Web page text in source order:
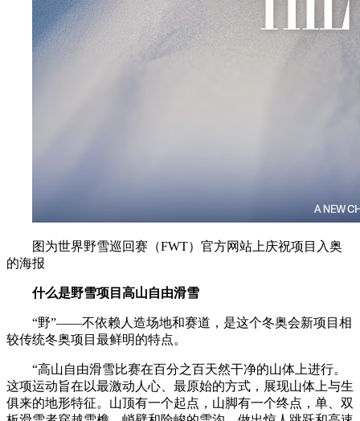
图为世界野雪巡回赛（FWT）官方网站上庆祝项目入奥
的海报
什么是野雪项目高山自由滑雪
“野”——不依赖人造场地和赛道，是这个冬奥会新项目相
较传统冬奥项目最鲜明的特点。
“高山自由滑雪比赛在百分之百天然干净的山体上进行。
这项运动旨在以最激动人心、最原始的方式，展现山体上与生
俱来的地形特征。山顶有一个起点，山脚有一个终点，单、双